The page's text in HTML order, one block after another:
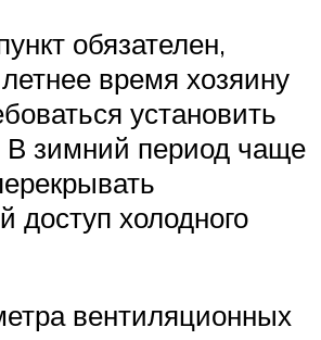
обязателен,
время хозяину
установить
В зимний период чаще
доступ холодного
вентиляционных